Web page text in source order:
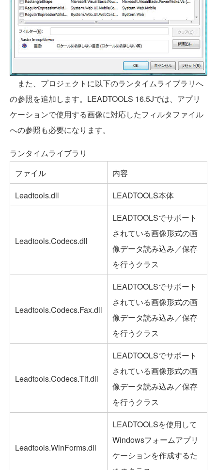
また、プロジェクトに以下のランタイムライブラリへ
の参照を追加します。LEADTOOLS 16.5Jでは、アプリ
ケーションで使用する画像に対応したフィルタファイル
への参照も必要になります。
ランタイムライブラリ
ファイル
内容
Leadtools.dll
LEADTOOLS本体
Leadtools.Codecs.dll
LEADTOOLSでサポート
されている画像形式の画
像データ読み込み／保存
を行うクラス
Leadtools.Codecs.Fax.dll
LEADTOOLSでサポート
されている画像形式の画
像データ読み込み／保存
を行うクラス
Leadtools.Codecs.Tif.dll
LEADTOOLSでサポート
されている画像形式の画
像データ読み込み／保存
を行うクラス
Leadtools.WinForms.dll
LEADTOOLSを使用して
Windowsフォームアプリ
ケーションを作成するた